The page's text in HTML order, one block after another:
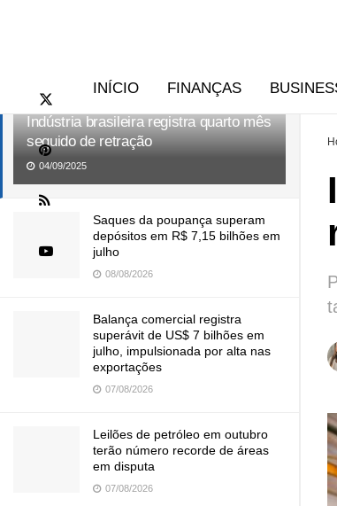
Indústria brasileira registra quarto mês
seguido de retração
04/09/2025
Saques da poupança superam
depósitos em R$ 7,15 bilhões em
julho
08/08/2026
Balança comercial registra
superávit de US$ 7 bilhões em
julho, impulsionada por alta nas
exportações
07/08/2026
Leilões de petróleo em outubro
terão número recorde de áreas
em disputa
07/08/2026
INÍCIO FINANÇAS